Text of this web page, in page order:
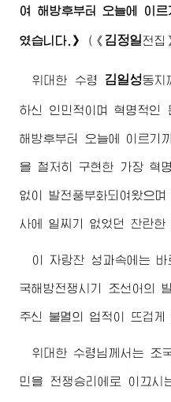
여 해방후부터 오늘에 이르
였습니다.》 ( 《 김정일 전집
위대한 수령 김일성동지
하신 인민적이며 혁명적인
해방후부터 오늘에 이르기
을 철저히 구현한 가장 혁
없이 발전풍부화되여왔으
사에 일찌기 없었던 찬란한
이 자랑찬 성과속에는 바
국해방전쟁시기 조선어의
주신 불멸의 업적이 뜨겁게
위대한 수령님 께서는 조
민을 전쟁승리에로 이끄